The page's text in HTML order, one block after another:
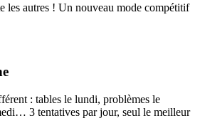
les autres ! Un nouveau mode compétitif
: tables le lundi, problèmes le
3 tentatives par jour, seul le meilleur